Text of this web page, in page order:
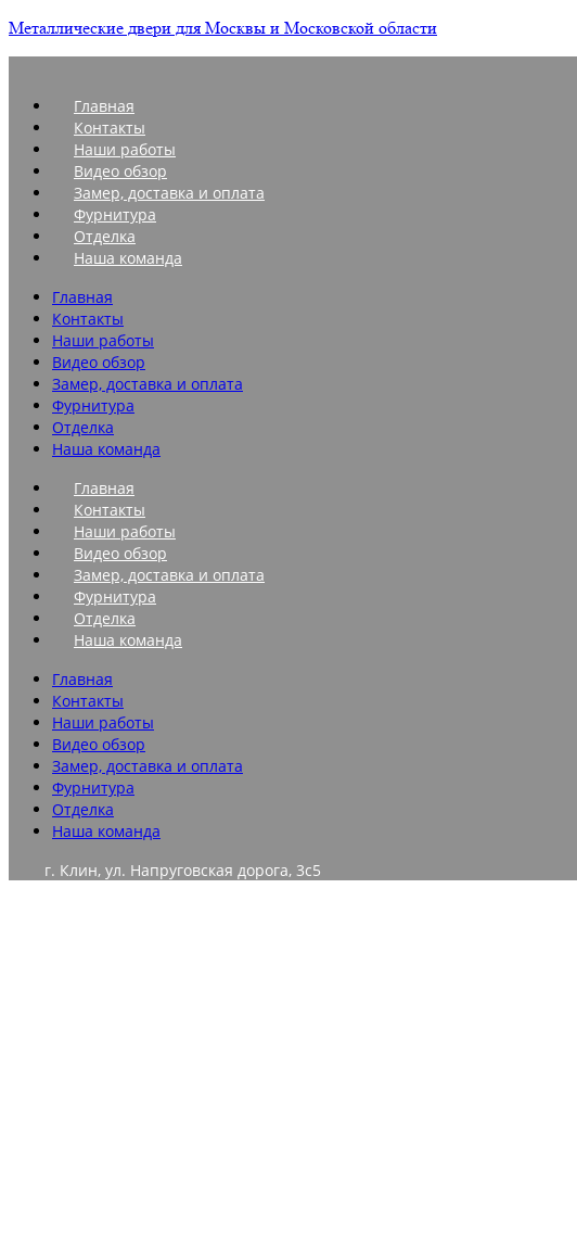
Металлические двери для Москвы и Московской области
Главная
Контакты
Наши работы
Видео обзор
Замер, доставка и оплата
Фурнитура
Отделка
Наша команда
Главная
Контакты
Наши работы
Видео обзор
Замер, доставка и оплата
Фурнитура
Отделка
Наша команда
Главная
Контакты
Наши работы
Видео обзор
Замер, доставка и оплата
Фурнитура
Отделка
Наша команда
Главная
Контакты
Наши работы
Видео обзор
Замер, доставка и оплата
Фурнитура
Отделка
Наша команда
г. Клин, ул. Напруговская дорога, 3с5